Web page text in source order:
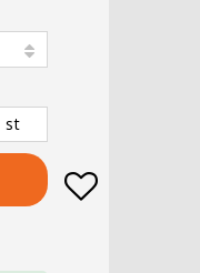
st
Lägg till i